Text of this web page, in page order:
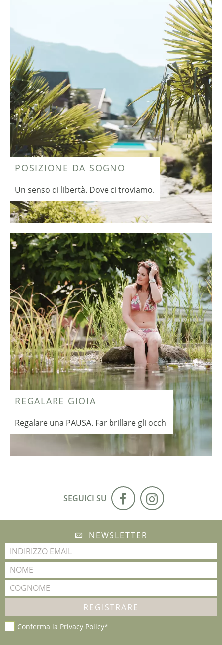
POSIZIONE DA SOGNO
Un senso di libertà. Dove ci troviamo.
REGALARE GIOIA
Regalare una PAUSA. Far brillare gli occhi
SEGUICI SU
NEWSLETTER
Conferma la Privacy Policy*